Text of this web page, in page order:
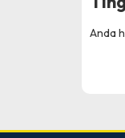
Anda